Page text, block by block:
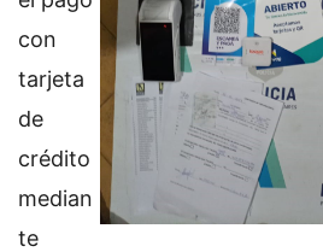
con
tarjeta
de
crédito
median
te